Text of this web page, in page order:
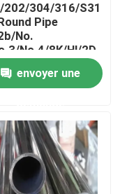
202/304/316/
Pipe
No.
No.4/8K/Hl/2D
Grade Rust
Yes
envoyer une